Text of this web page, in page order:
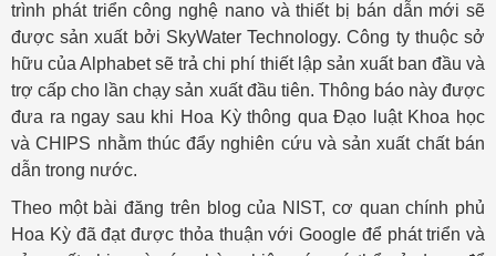
trình phát triển công nghệ nano và thiết bị bán dẫn mới sẽ
được sản xuất bởi SkyWater Technology. Công ty thuộc sở
hữu của Alphabet sẽ trả chi phí thiết lập sản xuất ban đầu và
trợ cấp cho lần chạy sản xuất đầu tiên. Thông báo này được
đưa ra ngay sau khi Hoa Kỳ thông qua Đạo luật Khoa học
và CHIPS nhằm thúc đẩy nghiên cứu và sản xuất chất bán
dẫn trong nước.
Theo một bài đăng trên blog của NIST, cơ quan chính phủ
Hoa Kỳ đã đạt được thỏa thuận với Google để phát triển và